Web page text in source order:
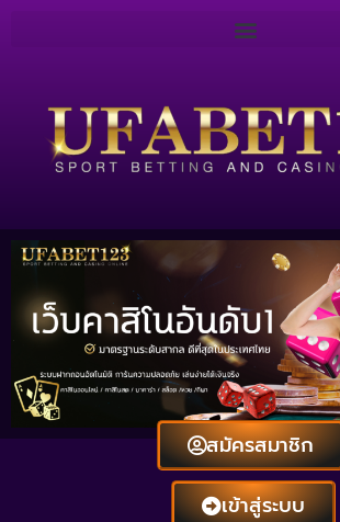
สมัครสมาชิก
เข้าสู่ระบบ